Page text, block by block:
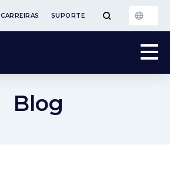
CARREIRAS SUPORTE
Blog